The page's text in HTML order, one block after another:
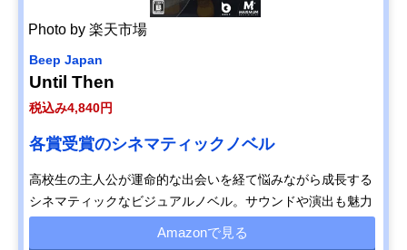
Photo by 楽天市場
Beep Japan
Until Then
税込み4,840円
各賞受賞のシネマティックノベル
高校生の主人公が運命的な出会いを経て悩みながら成長する
シネマティックなビジュアルノベル。サウンドや演出も魅力
Amazonで見る